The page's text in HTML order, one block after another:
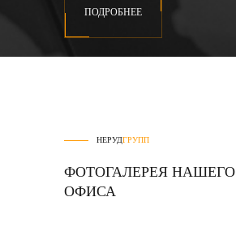
ПОДРОБНЕЕ
НЕРУДГРУПП
ФОТОГАЛЕРЕЯ НАШЕГО
ОФИСА